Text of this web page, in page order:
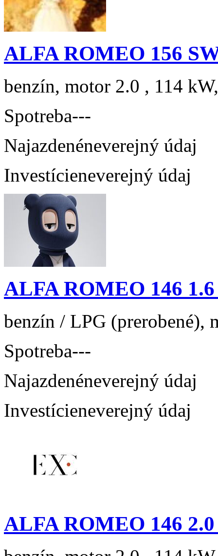
ALFA ROMEO 156
benzín, motor 2.0 , 114
Spotreba---
Najazdenéneverejný údaj
Investícieneverejný údaj
ALFA ROMEO 146
benzín / LPG (prerobené),
Spotreba---
Najazdenéneverejný údaj
Investícieneverejný údaj
ALFA ROMEO 146